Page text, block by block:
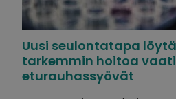
Uusi seulontatapa
tarkemmin hoitoa
eturauhassyövät